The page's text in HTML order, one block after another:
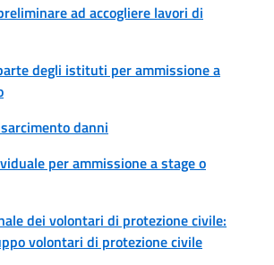
ad accogliere lavori di
degli istituti per ammissione a
danni
per ammissione a stage o
dei volontari di protezione civile:
volontari di protezione civile